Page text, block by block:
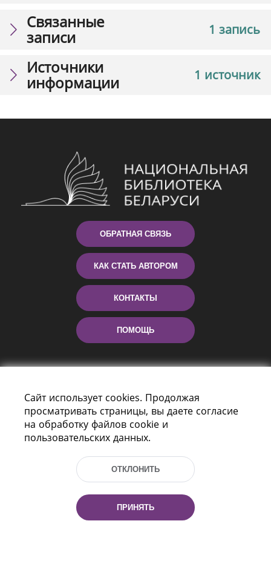
1 запись
Связанные
записи
1 источник
Источники
информации
ОБРАТНАЯ СВЯЗЬ
КАК СТАТЬ АВТОРОМ
КОНТАКТЫ
ПОМОЩЬ
Пр-т Независимости 116
г. Минск, Республика Беларусь, 220114
Тел.: (+375 17) 368 37 37, Факс: (+375 17)
Эл. почта: inbox@nlb.by
Сайт использует cookies. Продолжая
просматривать страницы, вы даете согласие
на обработку файлов cookie и
пользовательских данных.
ОТКЛОНИТЬ
ПРИНЯТЬ